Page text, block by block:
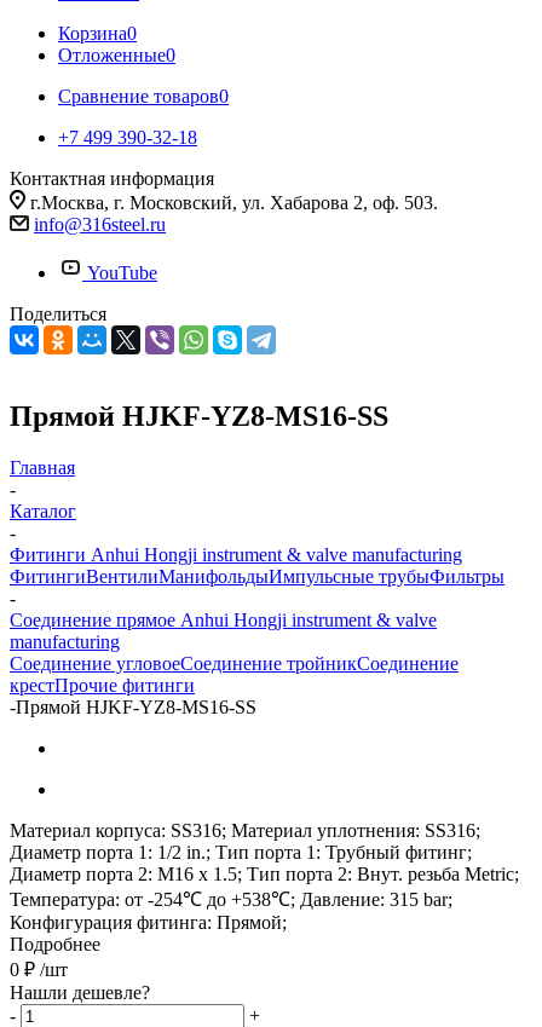
Корзина0
Отложенные0
Сравнение товаров0
+7 499 390-32-18
Контактная информация
г.Москва, г. Московский, ул. Хабарова 2, оф. 503.
info@316steel.ru
YouTube
Поделиться
Прямой HJKF-YZ8-MS16-SS
Главная
-
Каталог
-
Фитинги Anhui Hongji instrument & valve manufacturing
ФитингиВентилиМанифольдыИмпульсные трубыФильтры
-
Соединение прямое Anhui Hongji instrument & valve
manufacturing
Соединение угловоеСоединение тройникСоединение
крестПрочие фитинги
-Прямой HJKF-YZ8-MS16-SS
Материал корпуса: SS316; Материал уплотнения: SS316;
Диаметр порта 1: 1/2 in.; Тип порта 1: Трубный фитинг;
Диаметр порта 2: M16 x 1.5; Тип порта 2: Внут. резьба Metric;
Температура: от -254℃ до +538℃; Давление: 315 bar;
Конфигурация фитинга: Прямой;
Подробнее
0 ₽ /шт
Нашли дешевле?
-
+